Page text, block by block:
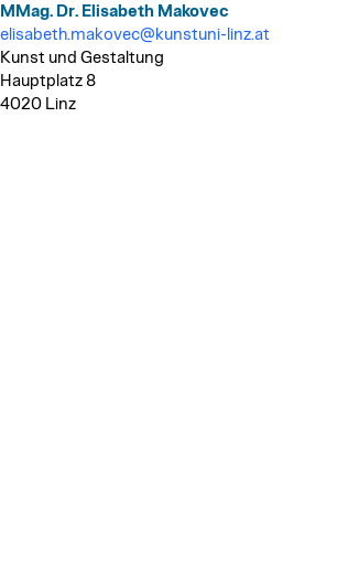
MMag. Dr. Elisabeth Makovec
elisabeth.makovec@kunstuni-linz.at
Kunst und Gestaltung
Hauptplatz 8
4020 Linz